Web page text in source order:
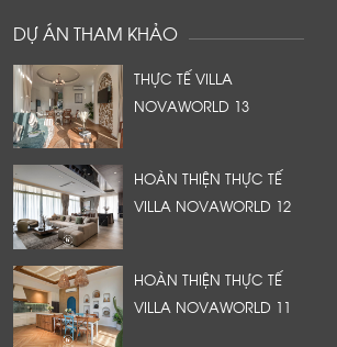
DỰ ÁN THAM KHẢO
THỰC TẾ VILLA
NOVAWORLD 13
HOÀN THIỆN THỰC TẾ
VILLA NOVAWORLD 12
HOÀN THIỆN THỰC TẾ
VILLA NOVAWORLD 11